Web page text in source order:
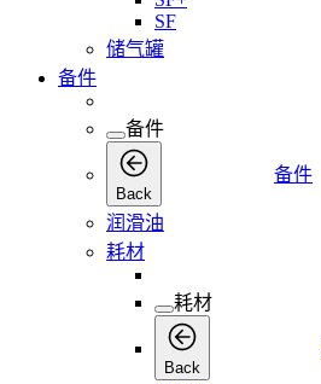
SF
储气罐
备件
备件
Back
备件
润滑油
耗材
耗材
Back